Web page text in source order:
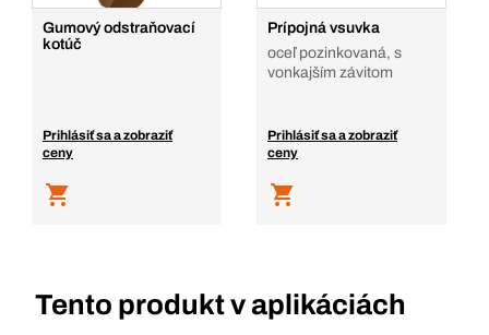
Gumový odstraňovací
kotúč
Prihlásiť sa a zobraziť
ceny
Prípojná vsuvka
oceľ pozinkovaná, s
vonkajším závitom
Prihlásiť sa a zobraziť
ceny
Tento produkt v aplikáciách